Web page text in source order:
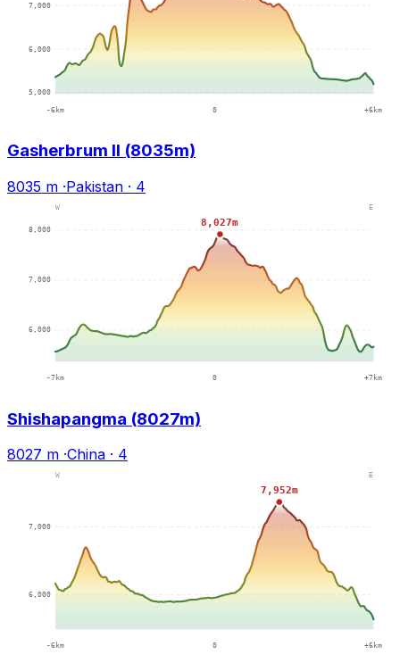
Gasherbrum II (8035m)
8035 m ·Pakistan · 4
Shishapangma (8027m)
8027 m ·China · 4